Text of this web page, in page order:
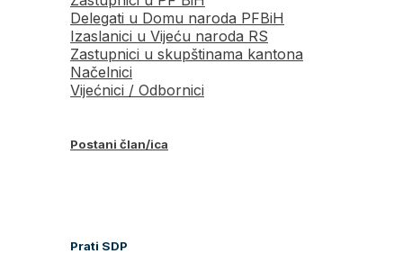
Delegati u Domu naroda PFBiH
Izaslanici u Vijeću naroda RS
Zastupnici u skupštinama kantona
Načelnici
Vijećnici / Odbornici
Postani član/ica
Prati SDP